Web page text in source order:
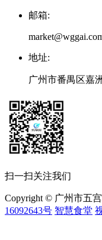
邮箱:
地址:
广州市番禺区嘉
扫一扫关注我们
Copyright © 广州市五
16092643号 智慧食堂